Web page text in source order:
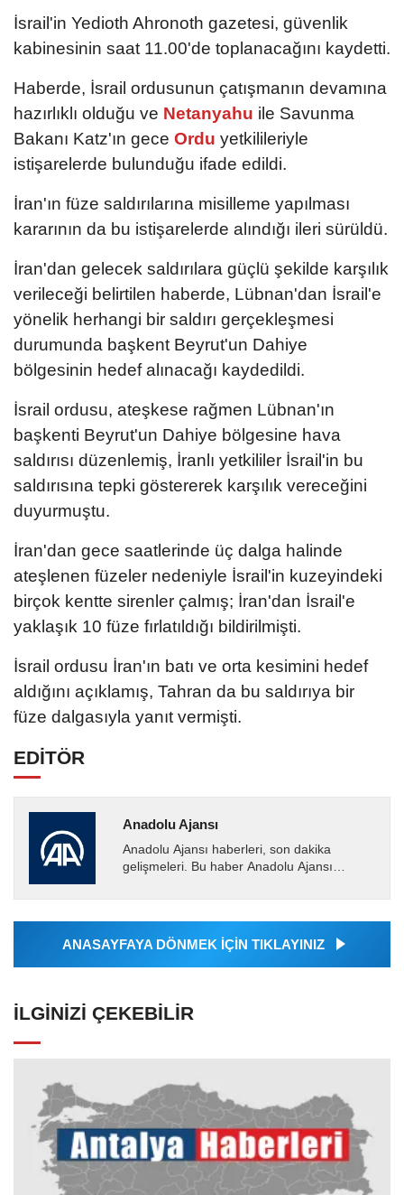
İsrail'in Yedioth Ahronoth gazetesi, güvenlik
kabinesinin saat 11.00'de toplanacağını kaydetti.
Haberde, İsrail ordusunun çatışmanın devamına
hazırlıklı olduğu ve Netanyahu ile Savunma
Bakanı Katz'ın gece Ordu yetkilileriyle
istişarelerde bulunduğu ifade edildi.
İran'ın füze saldırılarına misilleme yapılması
kararının da bu istişarelerde alındığı ileri sürüldü.
İran'dan gelecek saldırılara güçlü şekilde karşılık
verileceği belirtilen haberde, Lübnan'dan İsrail'e
yönelik herhangi bir saldırı gerçekleşmesi
durumunda başkent Beyrut'un Dahiye
bölgesinin hedef alınacağı kaydedildi.
İsrail ordusu, ateşkese rağmen Lübnan'ın
başkenti Beyrut'un Dahiye bölgesine hava
saldırısı düzenlemiş, İranlı yetkililer İsrail'in bu
saldırısına tepki göstererek karşılık vereceğini
duyurmuştu.
İran'dan gece saatlerinde üç dalga halinde
ateşlenen füzeler nedeniyle İsrail'in kuzeyindeki
birçok kentte sirenler çalmış; İran'dan İsrail'e
yaklaşık 10 füze fırlatıldığı bildirilmişti.
İsrail ordusu İran'ın batı ve orta kesimini hedef
aldığını açıklamış, Tahran da bu saldırıya bir
füze dalgasıyla yanıt vermişti.
EDİTÖR
Anadolu Ajansı
Anadolu Ajansı haberleri, son dakika
gelişmeleri. Bu haber Anadolu Ajansı
tarafından geçilen tüm...
ANASAYFAYA DÖNMEK İÇİN TIKLAYINIZ
İLGINIZI ÇEKEBILIR